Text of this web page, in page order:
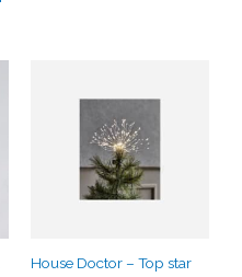
House Doctor – Top star